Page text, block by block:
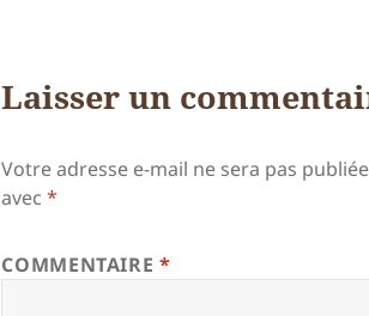
Laisser un
Votre adresse e-mail ne sera pas
avec*
COMMENTAIRE*